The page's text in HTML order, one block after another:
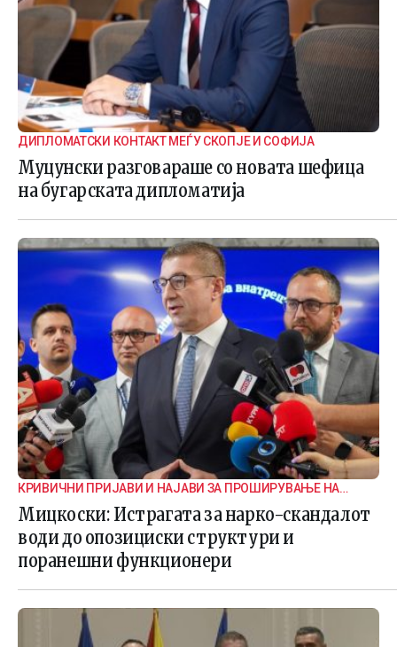
ДИПЛОМАТСКИ КОНТАКТ МЕЃУ СКОПЈЕ И СОФИЈА
Муцунски разговараше со новата шефица
на бугарската дипломатија
КРИВИЧНИ ПРИЈАВИ И НАЈАВИ ЗА ПРОШИРУВАЊЕ НА
ИСТРАГАТА
Мицкоски: Истрагата за нарко-скандалот
води до опозициски структури и
поранешни функционери